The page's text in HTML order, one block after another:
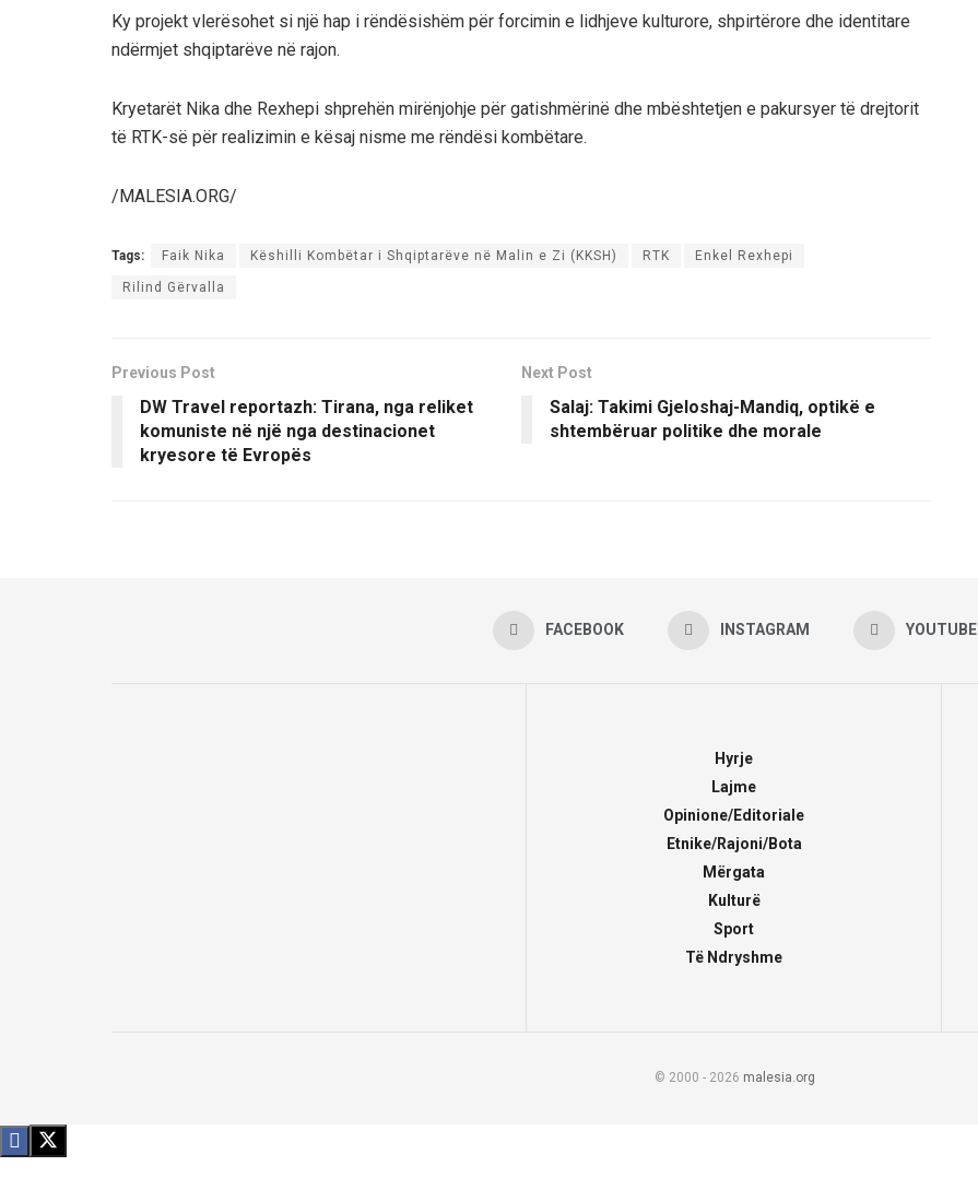
Ky projekt vlerësohet si një hap i rëndësishëm për forcimin e lidhjeve kulturore, shpirtërore dhe identitare
ndërmjet shqiptarëve në rajon.
Kryetarët Nika dhe Rexhepi shprehën mirënjohje për gatishmërinë dhe mbështetjen e pakursyer të drejtorit
të RTK-së për realizimin e kësaj nisme me rëndësi kombëtare.
/MALESIA.ORG/
Tags: Faik Nika Këshilli Kombëtar i Shqiptarëve në Malin e Zi (KKSH) RTK Enkel Rexhepi
Rilind Gërvalla
Previous Post
DW Travel reportazh: Tirana, nga reliket
komuniste në një nga destinacionet
kryesore të Evropës
Next Post
Salaj: Takimi Gjeloshaj-Mandiq, optikë e
shtembëruar politike dhe morale
FACEBOOK INSTAGRAM YOUTUBE
Hyrje
Lajme
Opinione/Editoriale
Etnike/Rajoni/Bota
Mërgata
Kulturë
Sport
Të Ndryshme
© 2000 - 2026 malesia.org